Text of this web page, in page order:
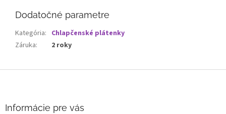
Dodatočné parametre
Kategória: Chlapčenské plátenky
Záruka: 2 roky
Informácie pre vás